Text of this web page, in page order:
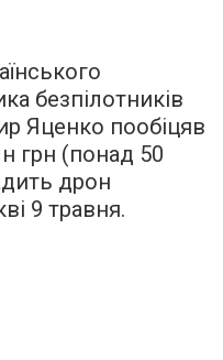
безпілотників
Яценко пообіцяв
грн (понад 50
дрон
9 травня.